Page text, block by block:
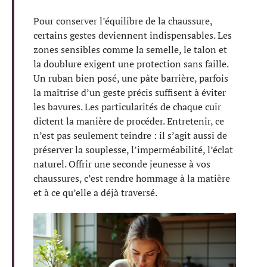
Pour conserver l’équilibre de la chaussure,
certains gestes deviennent indispensables. Les
zones sensibles comme la semelle, le talon et
la doublure exigent une protection sans faille.
Un ruban bien posé, une pâte barrière, parfois
la maîtrise d’un geste précis suffisent à éviter
les bavures. Les particularités de chaque cuir
dictent la manière de procéder. Entretenir, ce
n’est pas seulement teindre : il s’agit aussi de
préserver la souplesse, l’imperméabilité, l’éclat
naturel. Offrir une seconde jeunesse à vos
chaussures, c’est rendre hommage à la matière
et à ce qu’elle a déjà traversé.